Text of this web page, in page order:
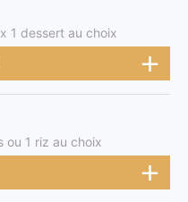
1 dessert au choix
ou 1 riz au choix